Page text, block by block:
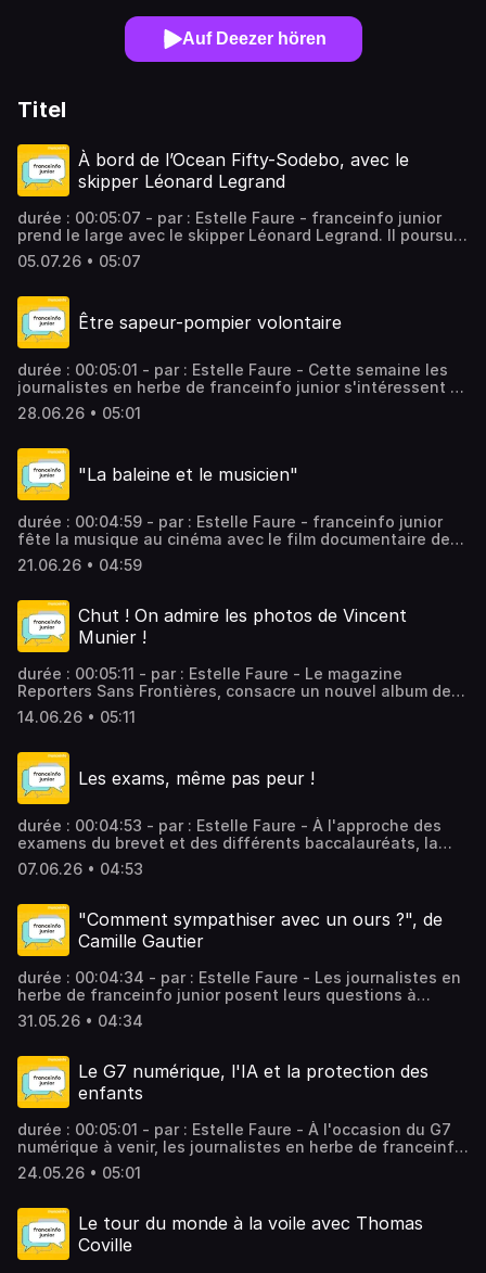
Auf Deezer hören
Titel
À bord de l’Ocean Fifty-Sodebo, avec le
skipper Léonard Legrand
durée : 00:05:07 - par : Estelle Faure - franceinfo junior
prend le large avec le skipper Léonard Legrand. Il poursuit
sa préparation pour la Route du Rhum et sera sur la ligne
de départ de la Dhream Cup le 12 juillet. Il a invité des
mer. Vous aimez ce podcast ? Pour écouter tous les
épisodes sans limite, rendez-vous sur Radio France
05.07.26 • 05:07
Être sapeur-pompier volontaire
durée : 00:05:01 - par : Estelle Faure - Cette semaine les
journalistes en herbe de franceinfo junior s'intéressent à
l'engagement de Noémie Kuentz, une jeune femme
sapeur-pompier volontaire. Vous aimez ce podcast ? Pour
Radio France
28.06.26 • 05:01
"La baleine et le musicien"
durée : 00:04:59 - par : Estelle Faure - franceinfo junior
fête la musique au cinéma avec le film documentaire de
Valentin Paoli, "La baleine et le musicien". Vous aimez ce
podcast ? Pour écouter tous les épisodes sans limite,
21.06.26 • 04:59
Chut ! On admire les photos de Vincent
Munier !
durée : 00:05:11 - par : Estelle Faure - Le magazine
Reporters Sans Frontières, consacre un nouvel album de
la collection "100 photos pour la liberté de la presse" sur
les forêts du monde à un grand réalisateur et
junior Vous aimez ce podcast ? Pour écouter tous les
épisodes sans limite, rendez-vous sur Radio France
14.06.26 • 05:11
Les exams, même pas peur !
durée : 00:04:53 - par : Estelle Faure - À l'approche des
examens du brevet et des différents baccalauréats, la
pédopsychiatre Cécile Feltin répond aux questions des
élèves de ce franceinfo junior. Vous aimez ce podcast ?
sur Radio France
07.06.26 • 04:53
"Comment sympathiser avec un ours ?", de
Camille Gautier
durée : 00:04:34 - par : Estelle Faure - Les journalistes en
herbe de franceinfo junior posent leurs questions à
Camille Gautier, autrice d’un guide plein d'aventures et de
sciences, en lice pour le prix Le Goût des Sciences
épisodes sans limite, rendez-vous sur Radio France
31.05.26 • 04:34
Le G7 numérique, l'IA et la protection des
enfants
durée : 00:05:01 - par : Estelle Faure - À l'occasion du G7
numérique à venir, les journalistes en herbe de franceinfo
junior posent leurs questions sur l'intelligence artificielle
à Alexis Bacot, directeur de projet en IA. Vous aimez ce
rendez-vous sur Radio France
24.05.26 • 05:01
Le tour du monde à la voile avec Thomas
Coville